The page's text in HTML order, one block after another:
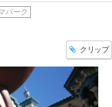
パーク
クリップ